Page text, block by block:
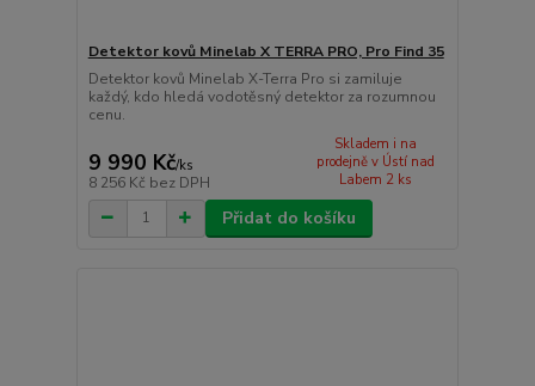
Detektor kovů Minelab X TERRA PRO, Pro Find 35
Detektor kovů Minelab X-Terra Pro si zamiluje
každý, kdo hledá vodotěsný detektor za rozumnou
cenu.
9 990 Kč/ks
8 256 Kč bez DPH
Skladem i na
prodejně v Ústí nad
Labem 2 ks
Přidat do košíku